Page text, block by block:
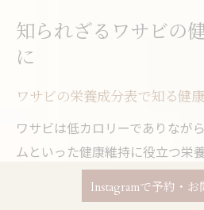
知られざるワサビの
に
ワサビの栄養成分表で知る健
ワサビは低カロリーでありなが
ムといった健康維持に役立つ栄
す。特に、ビタミンCは抗酸化
ぐ役割が期待できます。カリウ
Instagramで予約・お